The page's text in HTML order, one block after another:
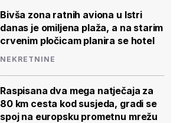
Bivša zona ratnih aviona u Istri
danas je omiljena plaža, a na starim
crvenim pločicam planira se hotel
NEKRETNINE
Raspisana dva mega natječaja za
80 km cesta kod susjeda, gradi se
spoj na europsku prometnu mrežu